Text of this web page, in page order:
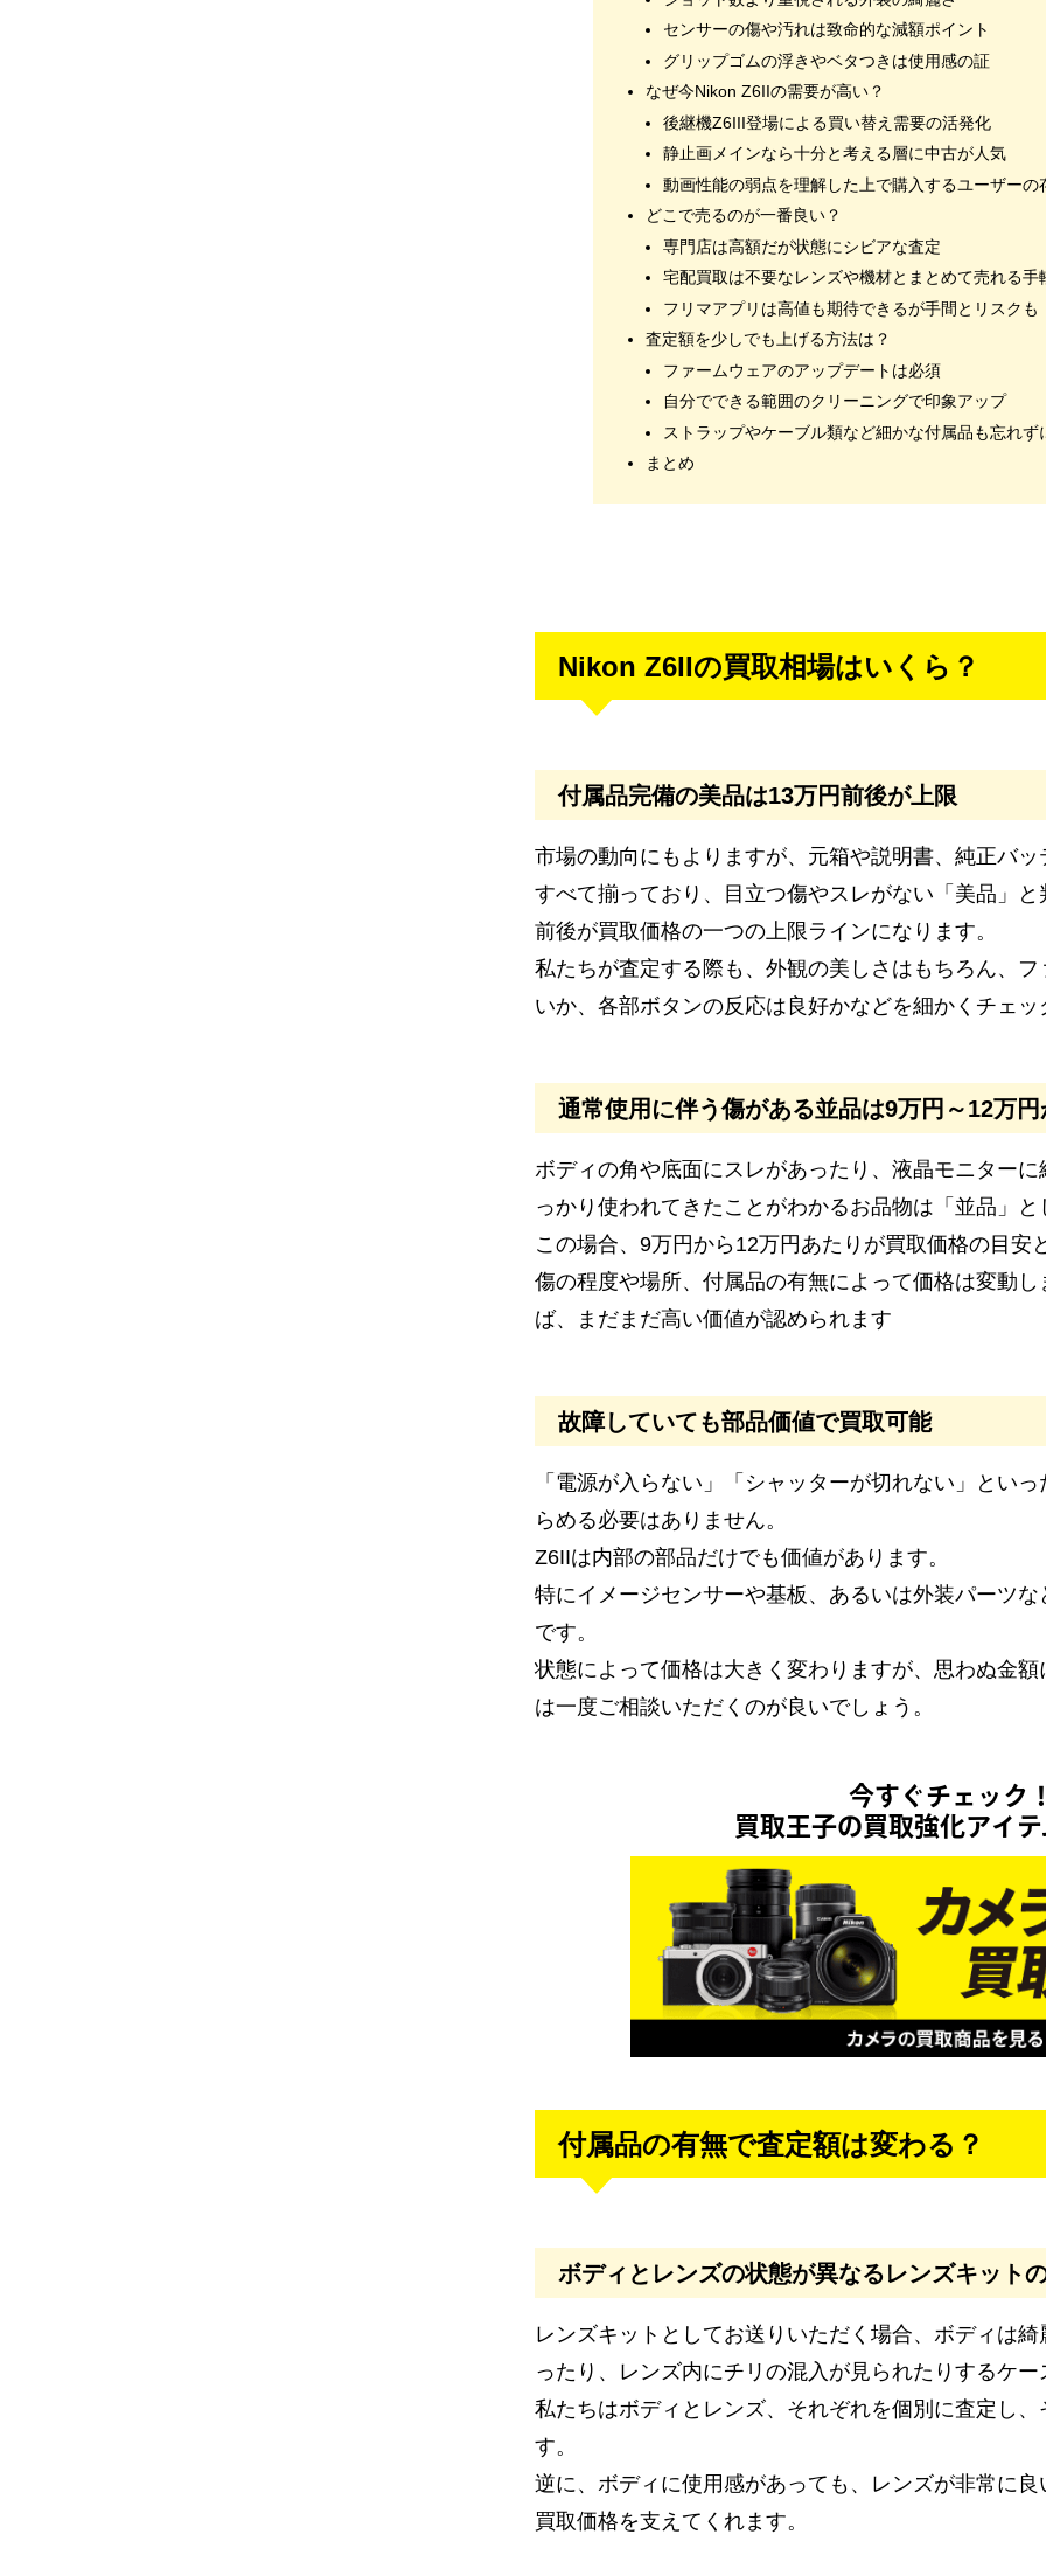
センサーの傷や汚れは致命的な減額ポイント
グリップゴムの浮きやベタつきは使用感の証
なぜ今Nikon Z6IIの需要が高い？
後継機Z6III登場による買い替え需要の活発化
静止画メインなら十分と考える層に中古が人気
動画性能の弱点を理解した上で購入するユーザーの
どこで売るのが一番良い？
専門店は高額だが状態にシビアな査定
宅配買取は不要なレンズや機材とまとめて売れる手
フリマアプリは高値も期待できるが手間とリスクも
査定額を少しでも上げる方法は？
ファームウェアのアップデートは必須
自分でできる範囲のクリーニングで印象アップ
ストラップやケーブル類など細かな付属品も忘れず
まとめ
Nikon Z6IIの買取相場はいくら？
付属品完備の美品は13万円前後が上限
市場の動向にもよりますが、元箱や説明書、純正バ
すべて揃っており、目立つ傷やスレがない「美品」
前後が買取価格の一つの上限ラインになります。
私たちが査定する際も、外観の美しさはもちろん、
いか、各部ボタンの反応は良好かなどを細かくチェッ
通常使用に伴う傷がある並品は9万円～12万円
ボディの角や底面にスレがあったり、液晶モニター
っかり使われてきたことがわかるお品物は「並品」と
この場合、9万円から12万円あたりが買取価格の目安
傷の程度や場所、付属品の有無によって価格は変動
ば、まだまだ高い価値が認められます
故障していても部品価値で買取可能
「電源が入らない」「シャッターが切れない」とい
らめる必要はありません。
Z6IIは内部の部品だけでも価値があります。
特にイメージセンサーや基板、あるいは外装パーツ
です。
状態によって価格は大きく変わりますが、思わぬ金
は一度ご相談いただくのが良いでしょう。
今すぐチェック！
買取王子の買取強化アイ
付属品の有無で査定額は変わる？
ボディとレンズの状態が異なるレンズキット
レンズキットとしてお送りいただく場合、ボディは
ったり、レンズ内にチリの混入が見られたりするケー
私たちはボディとレンズ、それぞれを個別に査定し
す。
逆に、ボディに使用感があっても、レンズが非常に
買取価格を支えてくれます。